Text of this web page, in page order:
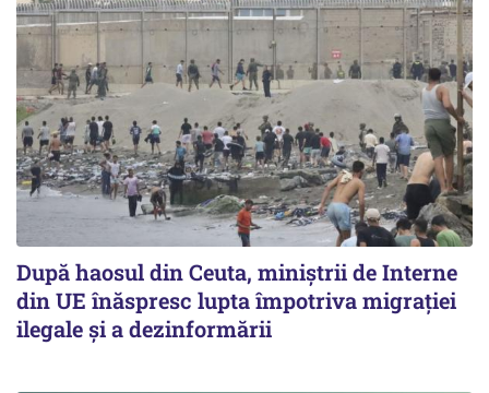
După haosul din Ceuta, miniștrii de Interne
din UE înăspresc lupta împotriva migrației
ilegale și a dezinformării